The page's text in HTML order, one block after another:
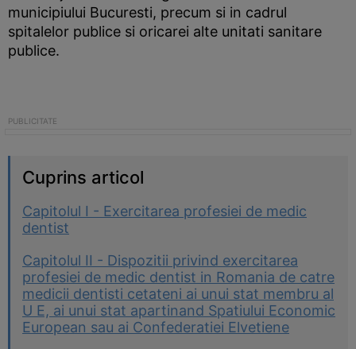
municipiului Bucuresti, precum si in cadrul
spitalelor publice si oricarei alte unitati sanitare
publice.
Cuprins articol
Capitolul I - Exercitarea profesiei de medic
dentist
Capitolul II - Dispozitii privind exercitarea
profesiei de medic dentist in Romania de catre
medicii dentisti cetateni ai unui stat membru al
U E, ai unui stat apartinand Spatiului Economic
European sau ai Confederatiei Elvetiene